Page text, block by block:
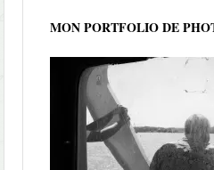
MON PORTFOLIO DE